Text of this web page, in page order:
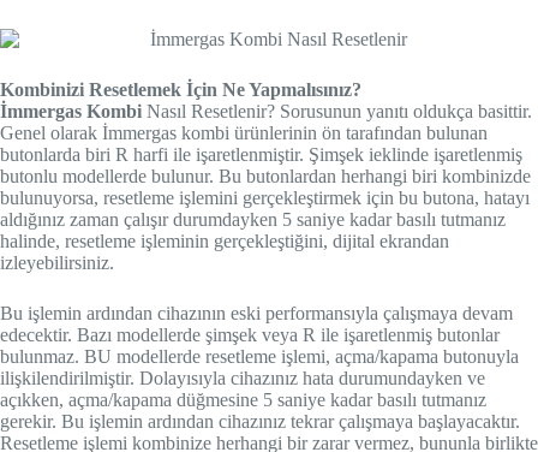
Kombinizi Resetlemek İçin Ne Yapmalısınız?
İmmergas Kombi Nasıl Resetlenir? Sorusunun yanıtı oldukça basittir.
Genel olarak İmmergas kombi ürünlerinin ön tarafından bulunan
butonlarda biri R harfi ile işaretlenmiştir. Şimşek ieklinde işaretlenmiş
butonlu modellerde bulunur. Bu butonlardan herhangi biri kombinizde
bulunuyorsa, resetleme işlemini gerçekleştirmek için bu butona, hatayı
aldığınız zaman çalışır durumdayken 5 saniye kadar basılı tutmanız
halinde, resetleme işleminin gerçekleştiğini, dijital ekrandan
izleyebilirsiniz.
Bu işlemin ardından cihazının eski performansıyla çalışmaya devam
edecektir. Bazı modellerde şimşek veya R ile işaretlenmiş butonlar
bulunmaz. BU modellerde resetleme işlemi, açma/kapama butonuyla
ilişkilendirilmiştir. Dolayısıyla cihazınız hata durumundayken ve
açıkken, açma/kapama düğmesine 5 saniye kadar basılı tutmanız
gerekir. Bu işlemin ardından cihazınız tekrar çalışmaya başlayacaktır.
Resetleme işlemi kombinize herhangi bir zarar vermez, bununla birlikte